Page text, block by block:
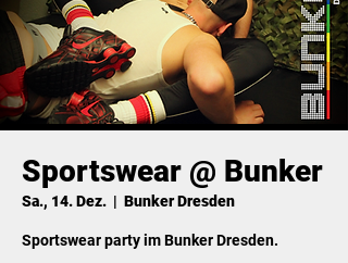
Sportswear @ Bunker
Sa., 14. Dez.
  |
Bunker Dresden
Sportswear party im Bunker Dresden.